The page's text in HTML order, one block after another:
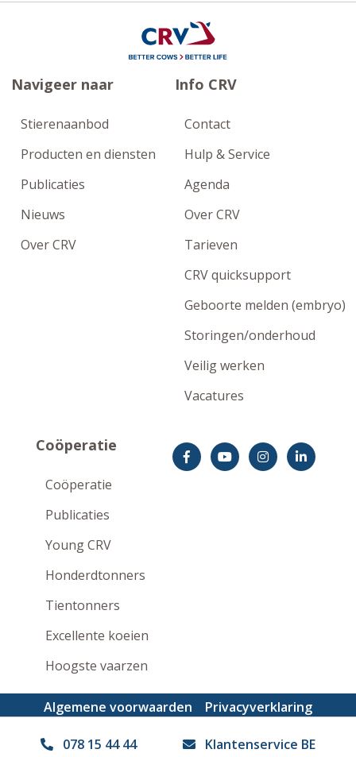
078 15 44 44 Klantenservice BE
Navigeer naar
Stierenaanbod
Producten en diensten
Publicaties
Nieuws
Over CRV
Info CRV
Contact
Hulp & Service
Agenda
Over CRV
Tarieven
CRV quicksupport
Geboorte melden (embryo)
Storingen/onderhoud
Veilig werken
Vacatures
Coöperatie
Coöperatie
Publicaties
Young CRV
Honderdtonners
Tientonners
Excellente koeien
Hoogste vaarzen
Algemene voorwaarden
Privacyverklaring